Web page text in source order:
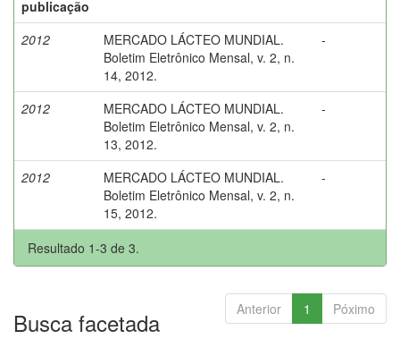
publicação
2012
MERCADO LÁCTEO MUNDIAL.
Boletim Eletrônico Mensal, v. 2, n.
14, 2012.
-
2012
MERCADO LÁCTEO MUNDIAL.
Boletim Eletrônico Mensal, v. 2, n.
13, 2012.
-
2012
MERCADO LÁCTEO MUNDIAL.
Boletim Eletrônico Mensal, v. 2, n.
15, 2012.
-
Resultado 1-3 de 3.
Anterior 1 Póximo
Busca facetada